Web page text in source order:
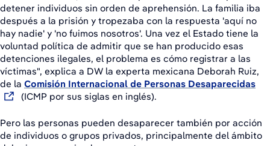
detener individuos sin orden de aprehensión. La familia iba
después a la prisión y tropezaba con la respuesta 'aquí no
hay nadie' y 'no fuimos nosotros'. Una vez el Estado tiene la
voluntad política de admitir que se han producido esas
detenciones ilegales, el problema es cómo registrar a las
víctimas", explica a DW la experta mexicana Deborah Ruiz,
de la Comisión Internacional de Personas Desaparecidas
(ICMP por sus siglas en inglés).
Pero las personas pueden desaparecer también por acción
de individuos o grupos privados, principalmente del ámbito